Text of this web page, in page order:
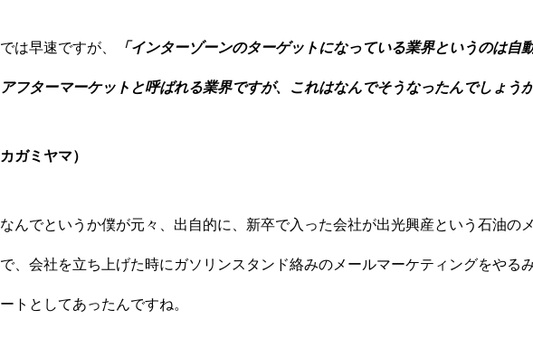
では早速ですが、 「インターゾーンのターゲットになっている業界というのは自
アフターマーケットと呼ばれる業界ですが、これはなんでそうなったんでしょうか
カガミヤマ）
なんでというか僕が元々、出自的に、新卒で入った会社が出光興産という石油の
で、会社を立ち上げた時にガソリンスタンド絡みのメールマーケティングをやる
ートとしてあったんですね。